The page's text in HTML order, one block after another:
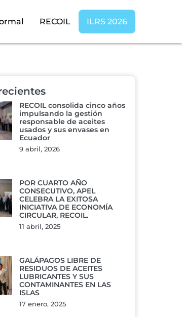
RECOIL ILRS 2026
RECOIL consolida cinco años
impulsando la gestión
responsable de aceites
usados y sus envases en
Ecuador
9 abril, 2026
POR CUARTO AÑO
CONSECUTIVO, APEL
CELEBRA LA EXITOSA
INICIATIVA DE ECONOMÍA
CIRCULAR, RECOIL.
11 abril, 2025
GALÁPAGOS LIBRE DE
RESIDUOS DE ACEITES
LUBRICANTES Y SUS
CONTAMINANTES EN LAS
ISLAS
17 enero, 2025